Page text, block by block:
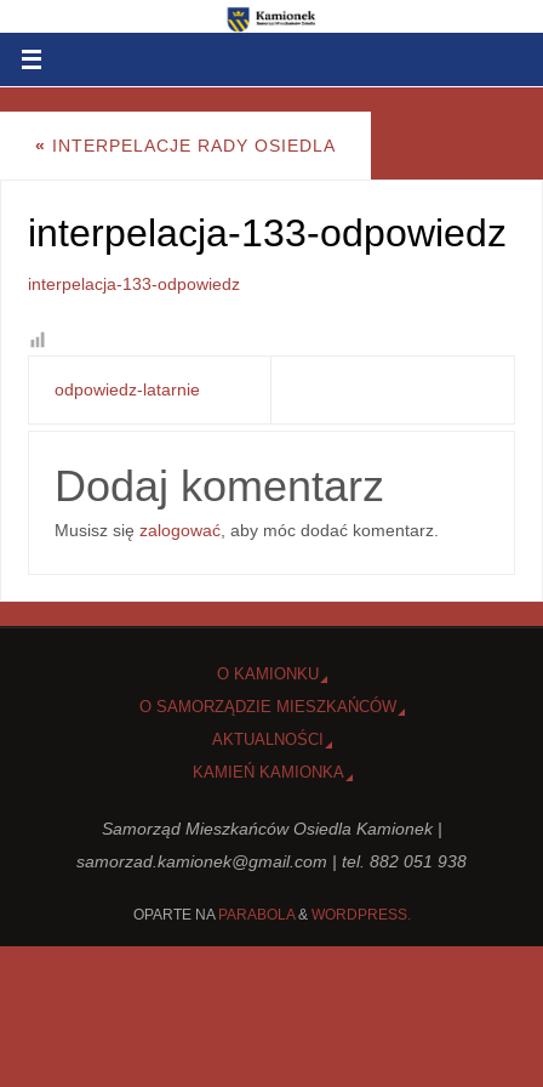
« INTERPELACJE RADY OSIEDLA
interpelacja-133-odpowiedz
interpelacja-133-odpowiedz
odpowiedz-latarnie
Dodaj komentarz
Musisz sięzalogować , aby móc dodać komentarz.
O KAMIONKU
O SAMORZĄDZIE MIESZKAŃCÓW
AKTUALNOŚCI
KAMIEŃ KAMIONKA
Samorząd Mieszkańców Osiedla Kamionek |
samorzad.kamionek@gmail.com | tel. 882 051 938
OPARTE NA PARABOLA& WORDPRESS.